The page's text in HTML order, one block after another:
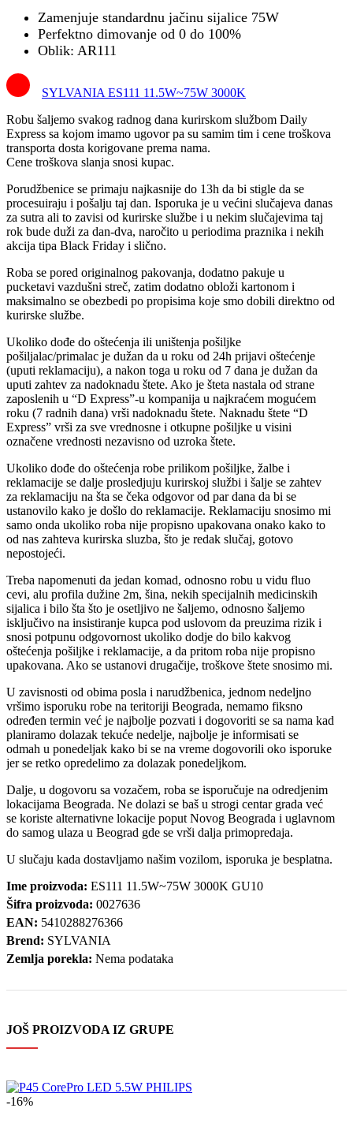
Zamenjuje standardnu jačinu sijalice 75W
Perfektno dimovanje od 0 do 100%
Oblik: AR111
SYLVANIA ES111 11.5W~75W 3000K
Robu šaljemo svakog radnog dana kurirskom službom Daily
Express sa kojom imamo ugovor pa su samim tim i cene troškova
transporta dosta korigovane prema nama.
Cene troškova slanja snosi kupac.
Porudžbenice se primaju najkasnije do 13h da bi stigle da se
procesuiraju i pošalju taj dan. Isporuka je u većini slučajeva danas
za sutra ali to zavisi od kurirske službe i u nekim slučajevima taj
rok bude duži za dan-dva, naročito u periodima praznika i nekih
akcija tipa Black Friday i slično.
Roba se pored originalnog pakovanja, dodatno pakuje u
pucketavi vazdušni streč, zatim dodatno obloži kartonom i
maksimalno se obezbedi po propisima koje smo dobili direktno od
kurirske službe.
Ukoliko dođe do oštećenja ili uništenja pošiljke
pošiljalac/primalac je dužan da u roku od 24h prijavi oštećenje
(uputi reklamaciju), a nakon toga u roku od 7 dana je dužan da
uputi zahtev za nadoknadu štete. Ako je šteta nastala od strane
zaposlenih u “D Express”-u kompanija u najkraćem mogućem
roku (7 radnih dana) vrši nadoknadu štete. Naknadu štete “D
Express” vrši za sve vrednosne i otkupne pošiljke u visini
označene vrednosti nezavisno od uzroka štete.
Ukoliko dođe do oštećenja robe prilikom pošiljke, žalbe i
reklamacije se dalje prosledjuju kurirskoj službi i šalje se zahtev
za reklamaciju na šta se čeka odgovor od par dana da bi se
ustanovilo kako je došlo do reklamacije. Reklamaciju snosimo mi
samo onda ukoliko roba nije propisno upakovana onako kako to
od nas zahteva kurirska sluzba, što je redak slučaj, gotovo
nepostojeći.
Treba napomenuti da jedan komad, odnosno robu u vidu fluo
cevi, alu profila dužine 2m, šina, nekih specijalnih medicinskih
sijalica i bilo šta što je osetljivo ne šaljemo, odnosno šaljemo
isključivo na insistiranje kupca pod uslovom da preuzima rizik i
snosi potpunu odgovornost ukoliko dodje do bilo kakvog
oštećenja pošiljke i reklamacije, a da pritom roba nije propisno
upakovana. Ako se ustanovi drugačije, troškove štete snosimo mi.
U zavisnosti od obima posla i narudžbenica, jednom nedeljno
vršimo isporuku robe na teritoriji Beograda, nemamo fiksno
određen termin već je najbolje pozvati i dogovoriti se sa nama kad
planiramo dolazak tekuće nedelje, najbolje je informisati se
odmah u ponedeljak kako bi se na vreme dogovorili oko isporuke
jer se retko opredelimo za dolazak ponedeljkom.
Dalje, u dogovoru sa vozačem, roba se isporučuje na odredjenim
lokacijama Beograda. Ne dolazi se baš u strogi centar grada već
se koriste alternativne lokacije poput Novog Beograda i uglavnom
do samog ulaza u Beograd gde se vrši dalja primopredaja.
U slučaju kada dostavljamo našim vozilom, isporuka je besplatna.
Ime proizvoda: ES111 11.5W~75W 3000K GU10
Šifra proizvoda: 0027636
EAN: 5410288276366
Brend: SYLVANIA
Zemlja porekla: Nema podataka
JOŠ PROIZVODA IZ GRUPE
-16%